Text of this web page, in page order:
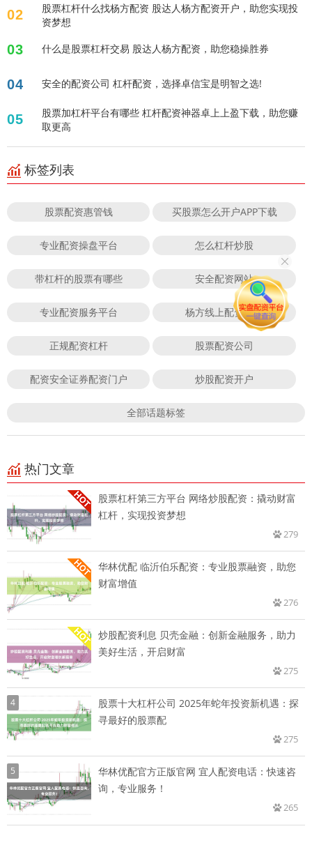
02
股票杠杆什么找杨方配资 股达人杨方配资开户，助您实现投
资梦想
03 什么是股票杠杆交易 股达人杨方配资，助您稳操胜券
04 安全的配资公司 杠杆配资，选择卓信宝是明智之选!
05
股票加杠杆平台有哪些 杠杆配资神器卓上上盈下载，助您赚
取更高
标签列表
股票配资惠管钱 买股票怎么开户APP下载
专业配资操盘平台 怎么杠杆炒股
带杠杆的股票有哪些 安全配资网站
专业配资服务平台 杨方线上配资股票
正规配资杠杆 股票配资公司
配资安全证券配资门户 炒股配资开户
全部话题标签
热门文章
股票杠杆第三方平台 网络炒股配资：撬动财富
杠杆，实现投资梦想
279
华林优配 临沂伯乐配资：专业股票融资，助您
财富增值
276
炒股配资利息 贝壳金融：创新金融服务，助力
美好生活，开启财富
275
4
股票十大杠杆公司 2025年蛇年投资新机遇：探
寻最好的股票配
275
5
华林优配官方正版官网 宜人配资电话：快速咨
询，专业服务！
265